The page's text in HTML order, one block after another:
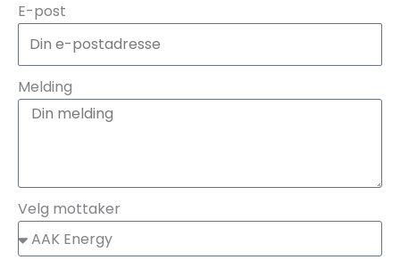
E-post
Melding
Velg mottaker